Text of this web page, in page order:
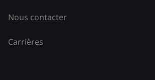
Nous contacter
Carrières